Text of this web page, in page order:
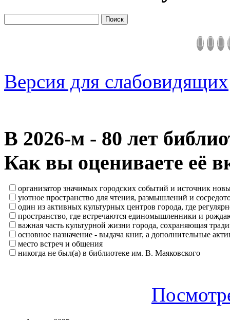
Версия для слабовидящих
В 2026‑м - 80 лет
Как вы оцениваете её
организатор значимых городских событий и источник
уютное пространство для чтения, размышлений и
один из активных культурных центров города, где
пространство, где встречаются единомышленники и
важная часть культурной жизни города, сохраняющая
основное назначение - выдача книг, а дополнительные
место встреч и общения
никогда не был(а) в библиотеке им. В. Маяковского